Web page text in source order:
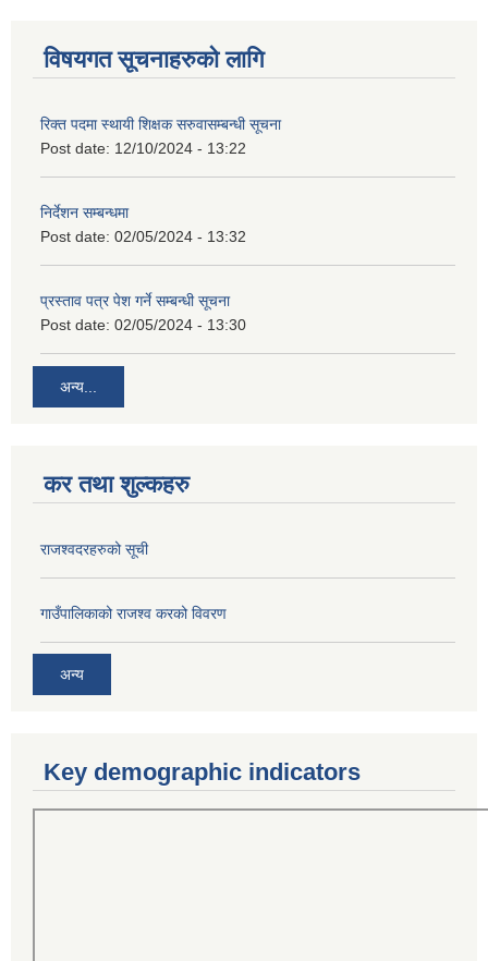
विषयगत सूचनाहरुको लागि
रिक्त पदमा स्थायी शिक्षक सरुवासम्बन्धी सूचना
Post date: 12/10/2024 - 13:22
निर्देशन सम्बन्धमा
Post date: 02/05/2024 - 13:32
प्रस्ताव पत्र पेश गर्ने सम्बन्धी सूचना
Post date: 02/05/2024 - 13:30
अन्य...
कर तथा शुल्कहरु
राजश्वदरहरुको सूची
गाउँपालिकाको राजश्व करको विवरण
अन्य
Key demographic indicators